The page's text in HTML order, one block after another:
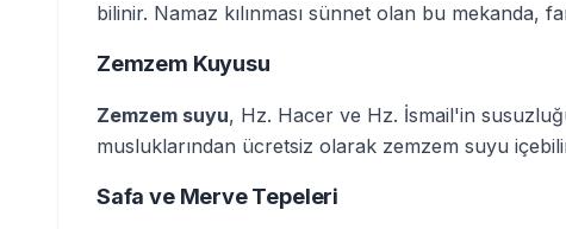
bilinir. Namaz kılınması sünnet olan bu mekanda,
Zemzem Kuyusu
Zemzem suyu, Hz. Hacer ve Hz. İsmail'in
musluklarından ücretsiz olarak zemzem suyu
Safa ve Merve Tepeleri